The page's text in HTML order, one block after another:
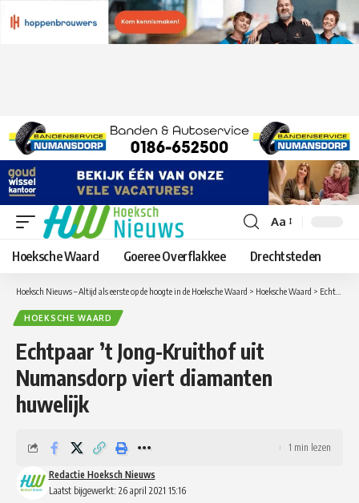
Lettergrootte
aanpassen
Aa
Hoeksche Waard Goeree Overflakkee Drechtsteden
Hoeksch Nieuws – Altijd als eerste op de hoogte in de Hoeksche Waard > Hoeksche Waard > Echtpaar ’t Jong-Kruithof uit Numansdorp viert diamanten huwelijk
HOEKSCHE WAARD
Echtpaar ’t Jong-Kruithof uit
Numansdorp viert diamanten
huwelijk
Laatst bijgewerkt: 26 april 2021 15:16
Redactie Hoeksch Nieuws
1 min lezen